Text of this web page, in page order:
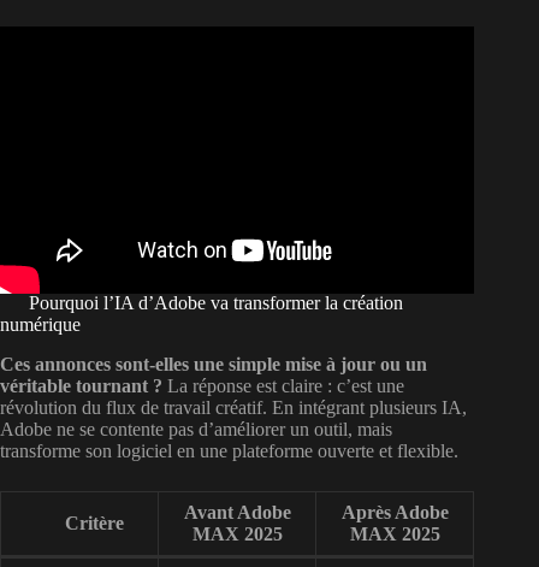
Pourquoi l’IA d’Adobe va transformer la création
numérique
Ces annonces sont-elles une simple mise à jour ou un
véritable tournant ? La réponse est claire : c’est une
révolution du flux de travail créatif. En intégrant plusieurs IA,
Adobe ne se contente pas d’améliorer un outil, mais
transforme son logiciel en une plateforme ouverte et flexible.
Critère
Avant Adobe
MAX 2025
Après Adobe
MAX 2025